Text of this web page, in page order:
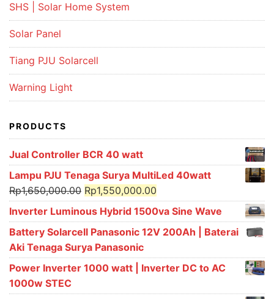
SHS | Solar Home System
Solar Panel
Tiang PJU Solarcell
Warning Light
PRODUCTS
Jual Controller BCR 40 watt
Lampu PJU Tenaga Surya MultiLed 40watt
Rp1,650,000.00 Original
price
was:
Rp1,650,000.00.
Rp1,550,000.00
price
is:
Rp1,550,000.00.
Inverter Luminous Hybrid 1500va Sine Wave
Battery Solarcell Panasonic 12V 200Ah | Baterai
Aki Tenaga Surya Panasonic
Power Inverter 1000 watt | Inverter DC to AC
1000w STEC